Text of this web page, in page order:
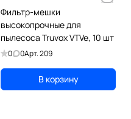
Фильтр-мешки
высокопрочные для
пылесоса Truvox VTVe, 10 шт
0 0Арт.209
В корзину